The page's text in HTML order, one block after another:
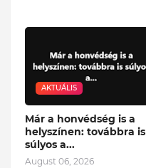
AKTUÁLIS
Már a honvédség is a
helyszínen: továbbra is
súlyos a...
August 06, 2026